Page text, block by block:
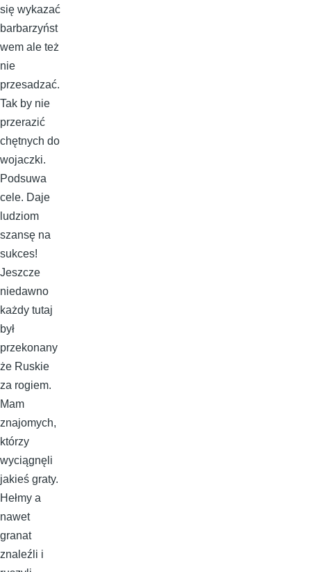
się wykazać
barbarzyńst
wem ale też
nie
przesadzać.
Tak by nie
przerazić
chętnych do
wojaczki.
Podsuwa
cele. Daje
ludziom
szansę na
sukces!
Jeszcze
niedawno
każdy tutaj
był
przekonany
że Ruskie
za rogiem.
Mam
znajomych,
którzy
wyciągnęli
jakieś graty.
Hełmy a
nawet
granat
znaleźli i